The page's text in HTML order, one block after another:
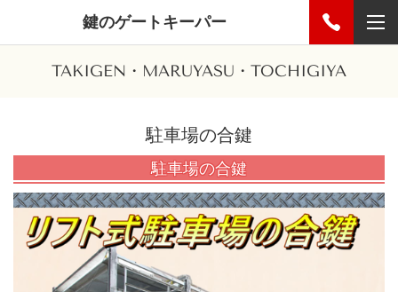
鍵のゲートキーパー
TAKIGEN・MARUYASU・TOCHIGIYA
駐車場の合鍵
駐車場の合鍵